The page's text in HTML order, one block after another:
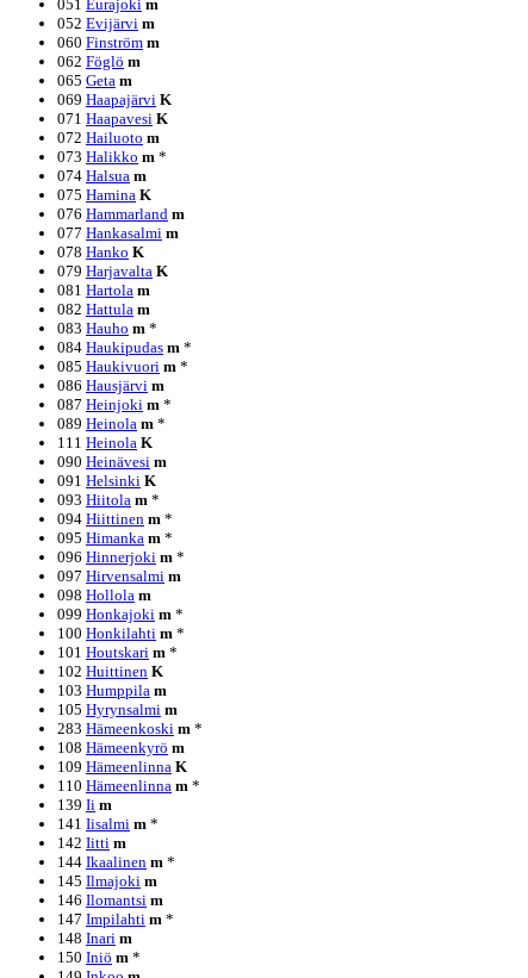
051 Eurajoki m
052 Evijärvi m
060 Finström m
062 Föglö m
065 Geta m
069 Haapajärvi K
071 Haapavesi K
072 Hailuoto m
073 Halikko m *
074 Halsua m
075 Hamina K
076 Hammarland m
077 Hankasalmi m
078 Hanko K
079 Harjavalta K
081 Hartola m
082 Hattula m
083 Hauho m *
084 Haukipudas m *
085 Haukivuori m *
086 Hausjärvi m
087 Heinjoki m *
089 Heinola m *
111 Heinola K
090 Heinävesi m
091 Helsinki K
093 Hiitola m *
094 Hiittinen m *
095 Himanka m *
096 Hinnerjoki m *
097 Hirvensalmi m
098 Hollola m
099 Honkajoki m *
100 Honkilahti m *
101 Houtskari m *
102 Huittinen K
103 Humppila m
105 Hyrynsalmi m
283 Hämeenkoski m *
108 Hämeenkyrö m
109 Hämeenlinna K
110 Hämeenlinna m *
139 Ii m
141 Iisalmi m *
142 Iitti m
144 Ikaalinen m *
145 Ilmajoki m
146 Ilomantsi m
147 Impilahti m *
148 Inari m
150 Iniö m *